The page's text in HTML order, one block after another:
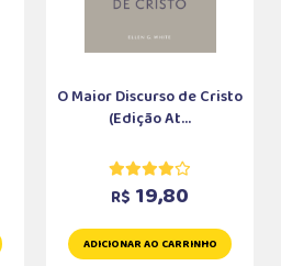
O Maior Discurso de Cristo
(Edição At...
R$ 19,80
ADICIONAR AO CARRINHO